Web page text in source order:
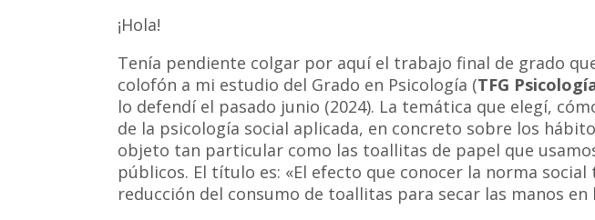
¡Hola!
Tenía pendiente colgar por aquí el trabajo final de grado
colofón a mi estudio del Grado en Psicología (TFG
lo defendí el pasado junio (2024). La temática que elegí,
de la psicología social aplicada, en concreto sobre los
objeto tan particular como las toallitas de papel que
públicos. El título es: «El efecto que conocer la norma social
reducción del consumo de toallitas para secar las manos en